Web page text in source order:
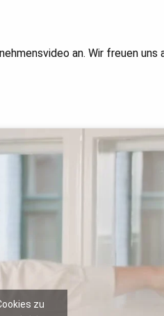
an. Wir freuen
zu